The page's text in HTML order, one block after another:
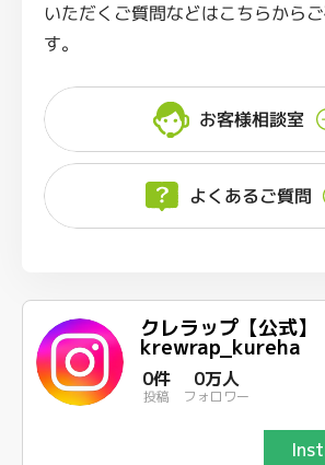
いただくご質問などはこちらから
す。
お客様相談室
よくあるご質問
クレラップ【公式】
krewrap_kureha
0件
投稿
0万人
フォロワー